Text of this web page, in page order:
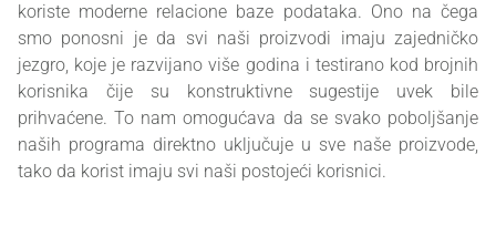
koriste moderne relacione baze podataka. Ono na čega
smo ponosni je da svi naši proizvodi imaju zajedničko
jezgro, koje je razvijano više godina i testirano kod brojnih
korisnika čije su konstruktivne sugestije uvek bile
prihvaćene. To nam omogućava da se svako poboljšanje
naših programa direktno uključuje u sve naše proizvode,
tako da korist imaju svi naši postojeći korisnici.